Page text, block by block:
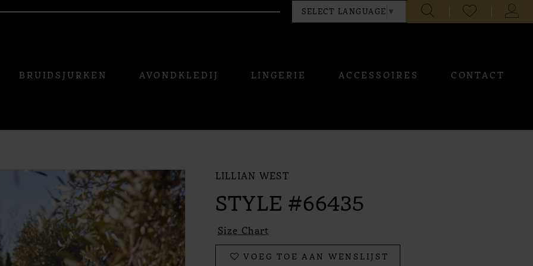
SELECT LANGUAGE ▼
CHECK
WISHLIST
BRUIDSJURKEN AVONDKLEDIJ LINGERIE ACCESSOIRES CONTACT
LILLIAN WEST
STYLE #66435
Size Chart
VOEG TOE AAN WENSLIJST